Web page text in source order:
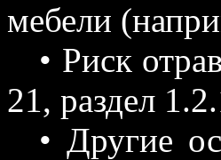
мебели
• Риск
21, раздел
• Другие